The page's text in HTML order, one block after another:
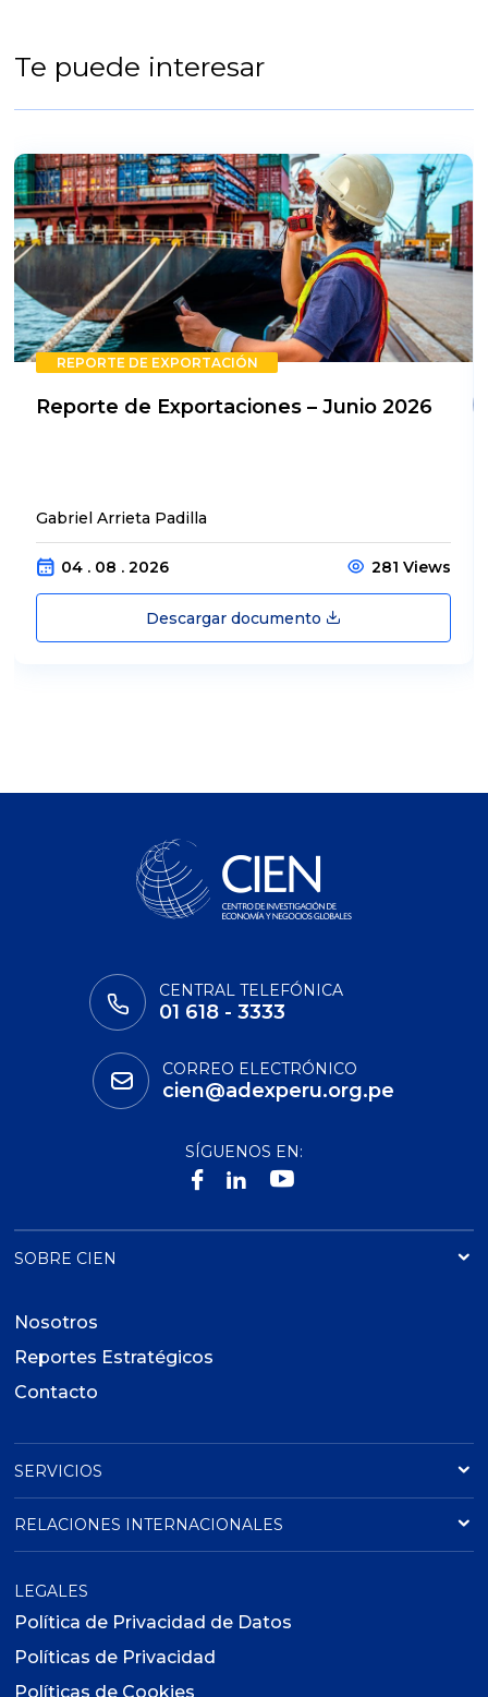
Te puede interesar
REPORTE DE EXPORTACIÓN
Reporte de Exportaciones – Junio 2026
Gabriel Arrieta Padilla
04 . 08 . 2026 281 Views
Descargar documento
CENTRAL TELEFÓNICA
01 618 - 3333
CORREO ELECTRÓNICO
cien@adexperu.org.pe
SÍGUENOS EN:
SOBRE CIEN
Nosotros
Reportes Estratégicos
Contacto
SERVICIOS
RELACIONES INTERNACIONALES
LEGALES
Política de Privacidad de Datos
Políticas de Privacidad
Políticas de Cookies